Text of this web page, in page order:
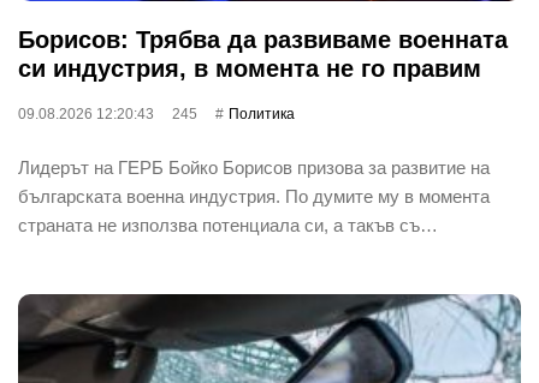
Борисов: Трябва да развиваме военната
си индустрия, в момента не го правим
09.08.2026 12:20:43 245 Политика
Лидерът на ГЕРБ Бойко Борисов призова за развитие на
българската военна индустрия. По думите му в момента
страната не използва потенциала си, а такъв съ…